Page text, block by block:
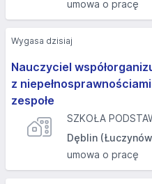
umowa o pracę
Nauczyciel
z
zespołe
SZKOŁA
Dęblin
umowa o pracę
Wygasa dzisiaj